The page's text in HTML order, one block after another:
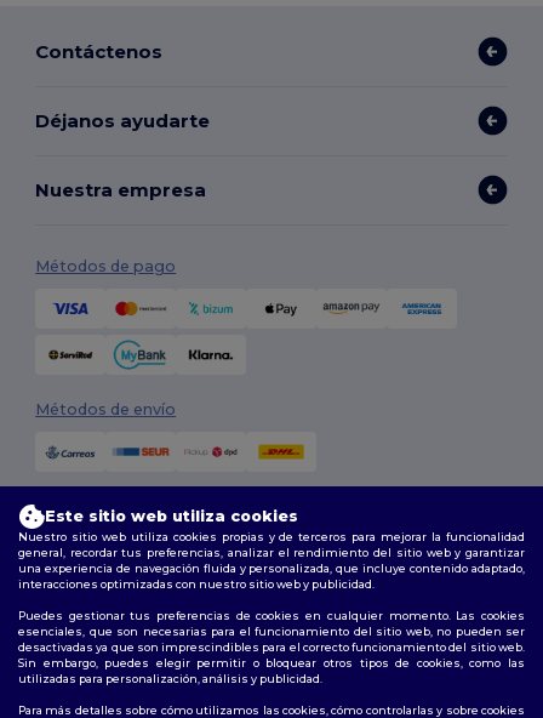
Contáctenos
Déjanos ayudarte
Nuestra empresa
Métodos de pago
Métodos de envío
2026. Todos los derechos reservados
Términos y Condiciones| Política de personalización|Política de
Síguenos
Este sitio web utiliza cookies
Nuestro sitio web utiliza cookies propias y de terceros para mejorar la funcionalidad
general, recordar tus preferencias, analizar el rendimiento del sitio web y garantizar
una experiencia de navegación fluida y personalizada, que incluye contenido adaptado,
interacciones optimizadas con nuestro sitio web y publicidad.
Puedes gestionar tus preferencias de cookies en cualquier momento. Las cookies
esenciales, que son necesarias para el funcionamiento del sitio web, no pueden ser
desactivadas ya que son imprescindibles para el correcto funcionamiento del sitio web.
Sin embargo, puedes elegir permitir o bloquear otros tipos de cookies, como las
utilizadas para personalización, análisis y publicidad.
Para más detalles sobre cómo utilizamos las cookies, cómo controlarlas y sobre cookies